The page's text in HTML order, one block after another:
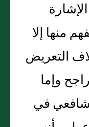
منها إلا
التعريض
وإما
في